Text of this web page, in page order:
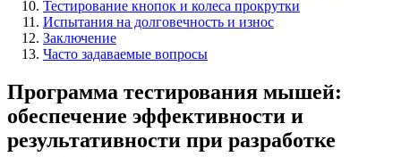
Тестирование кнопок и колеса прокрутки
Испытания на долговечность и износ
Заключение
Часто задаваемые вопросы
Программа тестирования мышей:
обеспечение эффективности и
результативности при разработке